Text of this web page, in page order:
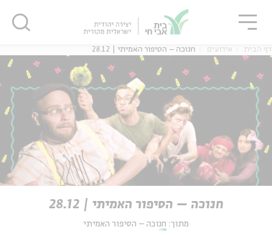
דף הבית אירועים חנוכה – הסיפור האמיתי | 28.12
חנוכה – הסיפור האמיתי | 28.12
מתוך: חנוכה – הסיפור האמיתי
סגור